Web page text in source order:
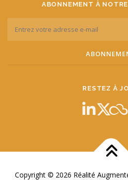
ABONNEMENT À
RESTEZ À
Copyright © 2026 Réalité